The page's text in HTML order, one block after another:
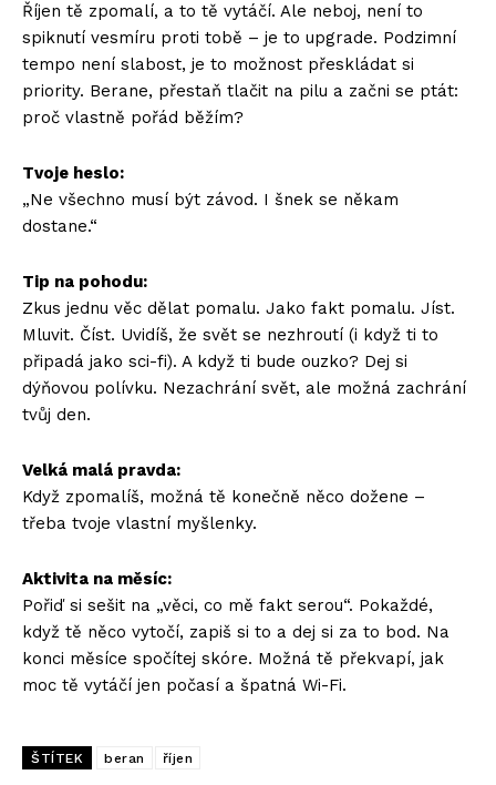
Říjen tě zpomalí, a to tě vytáčí. Ale neboj, není to
spiknutí vesmíru proti tobě – je to upgrade. Podzimní
tempo není slabost, je to možnost přeskládat si
priority. Berane, přestaň tlačit na pilu a začni se ptát:
proč vlastně pořád běžím?
Tvoje heslo:
„Ne všechno musí být závod. I šnek se někam
dostane.“
Tip na pohodu:
Zkus jednu věc dělat pomalu. Jako fakt pomalu. Jíst.
Mluvit. Číst. Uvidíš, že svět se nezhroutí (i když ti to
připadá jako sci-fi). A když ti bude ouzko? Dej si
dýňovou polívku. Nezachrání svět, ale možná zachrání
tvůj den.
Velká malá pravda:
Když zpomalíš, možná tě konečně něco dožene –
třeba tvoje vlastní myšlenky.
Aktivita na měsíc:
Pořiď si sešit na „věci, co mě fakt serou“. Pokaždé,
když tě něco vytočí, zapiš si to a dej si za to bod. Na
konci měsíce spočítej skóre. Možná tě překvapí, jak
moc tě vytáčí jen počasí a špatná Wi-Fi.
ŠTÍTEK beran říjen